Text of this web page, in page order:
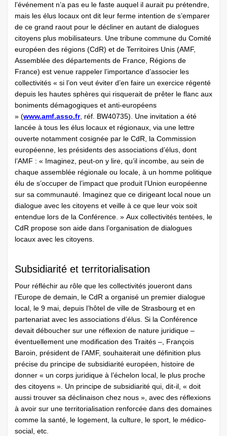
l’événement n’a pas eu le faste auquel il aurait pu prétendre,
mais les élus locaux ont dit leur ferme intention de s’emparer
de ce grand raout pour le décliner en autant de dialogues
citoyens plus mobilisateurs. Une tribune commune du Comité
européen des régions (CdR) et de Territoires Unis (AMF,
Assemblée des départements de France, Régions de
France) est venue rappeler l’importance d’associer les
collectivités « si l’on veut éviter d’en faire un exercice régenté
depuis les hautes sphères qui risquerait de prêter le flanc aux
boniments démagogiques et anti-européens
» (www.amf.asso.fr, réf. BW40735). Une invitation a été
lancée à tous les élus locaux et régionaux, via une lettre
ouverte notamment cosignée par le CdR, la Commission
européenne, les présidents des associations d’élus, dont
l’AMF : « Imaginez, peut-on y lire, qu’il incombe, au sein de
chaque assemblée régionale ou locale, à un homme politique
élu de ­s’occuper de l’impact que produit l’Union européenne
sur sa communauté. Imaginez que ce dirigeant local noue un
dialogue avec les citoyens et veille à ce que leur voix soit
entendue lors de la Conférence. » Aux collectivités tentées, le
CdR propose son aide dans l’organisation de dialogues
locaux avec les citoyens.
Subsidiarité et territorialisation
Pour réfléchir au rôle que les collectivités joueront dans
l’Europe de demain, le CdR a organisé un premier dialogue
local, le 9 mai, depuis l’hôtel de ville de Strasbourg et en
partenariat avec les associations d’élus. Si la Conférence
devait déboucher sur une réflexion de nature juridique –
éventuellement une modification des Traités –, François
Baroin, président de l’AMF, souhaiterait une définition plus
précise du principe de subsidiarité européen, histoire de
donner « un corps juridique à l’échelon local, le plus proche
des citoyens ». Un principe de subsidiarité qui, dit-il, « doit
aussi trouver sa déclinaison chez nous », avec des réflexions
à avoir sur une territorialisation renforcée dans des domaines
comme la santé, le logement, la culture, le sport, le médico-
social, etc.